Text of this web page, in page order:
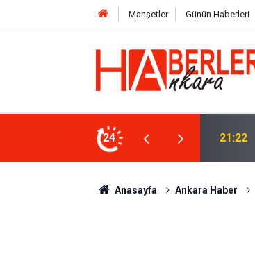
Manşetler Günün Haberleri
24
2026! Bayram Primi, Erzak Yardımı ve
12:33
Anasayfa Ankara Haber